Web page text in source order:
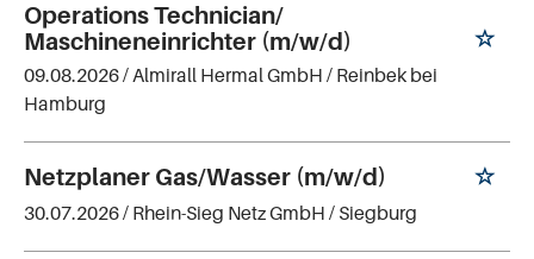
Operations Technician/
Maschineneinrichter (m/w/d)
09.08.2026 /Almirall Hermal GmbH / Reinbek bei
Hamburg
Netzplaner Gas/Wasser (m/w/d)
30.07.2026 / Rhein-Sieg Netz GmbH / Siegburg